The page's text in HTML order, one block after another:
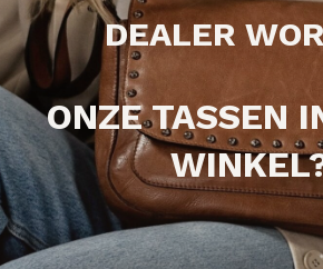
DEALER
ONZE TASSEN